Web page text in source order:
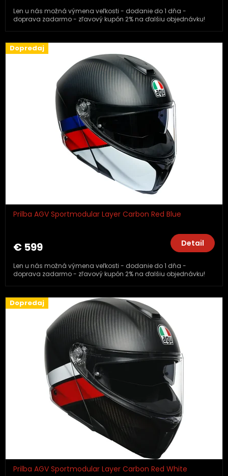
Len u nás možná výmena veľkosti - dodanie do 1 dňa -
doprava zadarmo - zľavový kupón 2% na ďalšiu objednávku!
Dopredaj
Prilba AGV Sportmodular Layer Carbon Red Blue
€ 599 Detail
Len u nás možná výmena veľkosti - dodanie do 1 dňa -
doprava zadarmo - zľavový kupón 2% na ďalšiu objednávku!
Dopredaj
Prilba AGV Sportmodular Layer Carbon Red White